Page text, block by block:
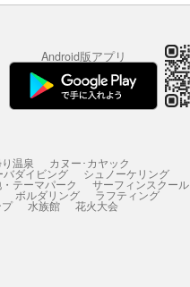
Android版アプリ
温泉 カヌー･カヤック
バダイビング シュノーケリング
テーマパーク サーフィンスクール
ボルダリング ラフティング
水族館 花火大会